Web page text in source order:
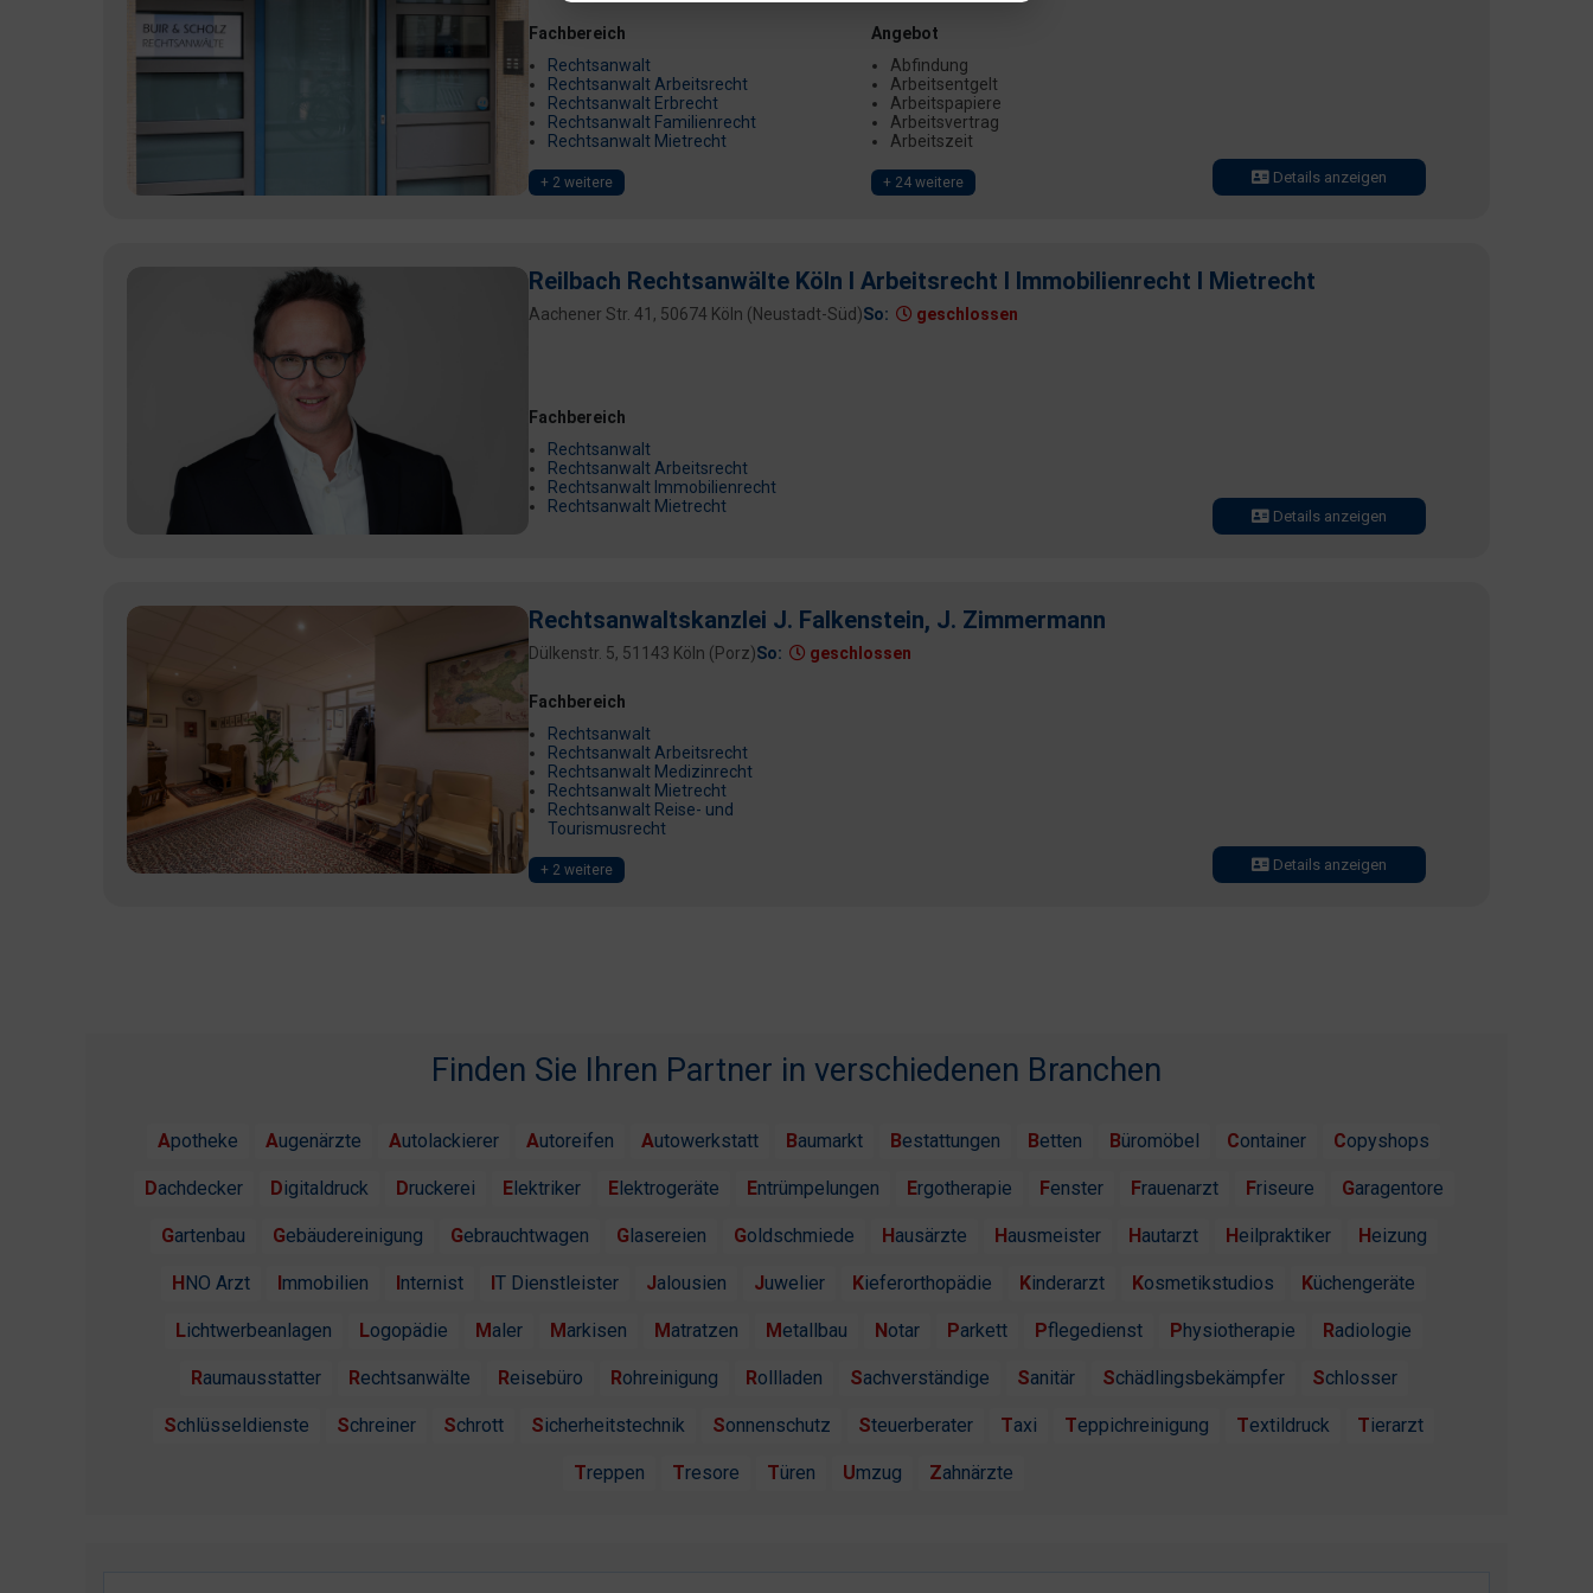
Fachbereich
Rechtsanwalt
Rechtsanwalt Arbeitsrecht
Rechtsanwalt Erbrecht
Rechtsanwalt Familienrecht
Rechtsanwalt Mietrecht
+ 2 weitere
Angebot
Abfindung
Arbeitsentgelt
Arbeitspapiere
Arbeitsvertrag
Arbeitszeit
+ 24 weitere Details anzeigen
Reilbach Rechtsanwälte Köln I Arbeitsrecht I Immobilienrecht I Mietrecht
Aachener Str. 41, 50674 Köln (Neustadt-Süd)So: geschlossen
Fachbereich
Rechtsanwalt
Rechtsanwalt Arbeitsrecht
Rechtsanwalt Immobilienrecht
Rechtsanwalt Mietrecht
Details anzeigen
Rechtsanwaltskanzlei J. Falkenstein, J. Zimmermann
Dülkenstr. 5, 51143 Köln (Porz)So: geschlossen
Fachbereich
Rechtsanwalt
Rechtsanwalt Arbeitsrecht
Rechtsanwalt Medizinrecht
Rechtsanwalt Mietrecht
Rechtsanwalt Reise- und
Tourismusrecht
+ 2 weitere Details anzeigen
Finden Sie Ihren Partner in verschiedenen Branchen
Apotheke Augenärzte Autolackierer Autoreifen Autowerkstatt Baumarkt Bestattungen Betten Büromöbel Container Copyshops
Dachdecker Digitaldruck Druckerei Elektriker Elektrogeräte Entrümpelungen Ergotherapie Fenster Frauenarzt Friseure Garagentore
Gartenbau Gebäudereinigung Gebrauchtwagen Glasereien Goldschmiede Hausärzte Hausmeister Hautarzt Heilpraktiker Heizung
HNO Arzt Immobilien Internist IT Dienstleister Jalousien Juwelier Kieferorthopädie Kinderarzt Kosmetikstudios Küchengeräte
Lichtwerbeanlagen Logopädie Maler Markisen Matratzen Metallbau Notar Parkett Pflegedienst Physiotherapie Radiologie
Raumausstatter Rechtsanwälte Reisebüro Rohreinigung Rollladen Sachverständige Sanitär Schädlingsbekämpfer Schlosser
Schlüsseldienste Schreiner Schrott Sicherheitstechnik Sonnenschutz Steuerberater Taxi Teppichreinigung Textildruck Tierarzt
Treppen Tresore Türen Umzug Zahnärzte